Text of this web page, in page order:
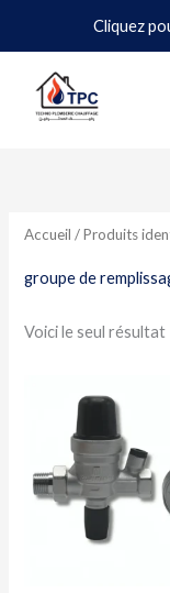
Cliquez
contenu
Accueil / Produits
groupe de
Voici le seul résultat